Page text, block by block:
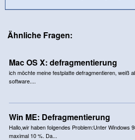
Ähnliche Fragen:
Mac OS X: defragmentierung
ich möchte meine festplatte defragmentieren, weiß
software....
Win ME: Defragmentierung
Hallo,wir haben folgendes Problem:Unter Windows
maximal 10 %. Da...